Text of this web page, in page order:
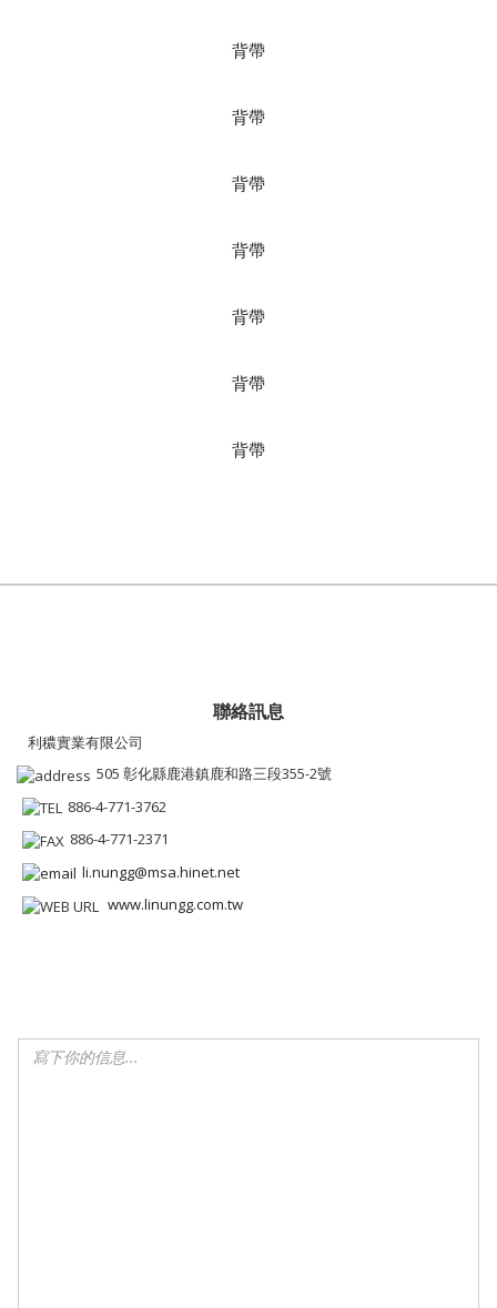
背帶
背帶
背帶
背帶
背帶
背帶
背帶
聯絡訊息
利穠實業有限公司
505 彰化縣鹿港鎮鹿和路三段355-2號
886-4-771-3762
886-4-771-2371
li.nungg@msa.hinet.net
www.linungg.com.tw